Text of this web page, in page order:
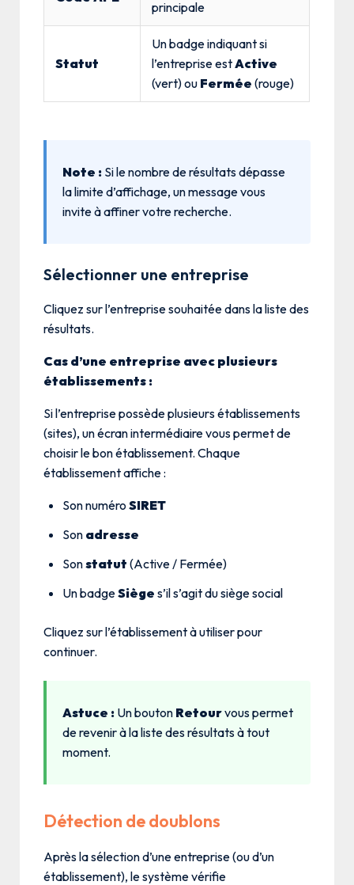
principale
Statut
Un badge indiquant si
l’entreprise estActive
(vert) ou Fermée (rouge)
Note : Si le nombre de résultats dépasse
la limite d’affichage, un message vous
invite à affiner votre recherche.
Sélectionner une entreprise
Cliquez sur l’entreprise souhaitée dans la liste des
résultats.
Cas d’une entreprise avec plusieurs
établissements :
Si l’entreprise possède plusieurs établissements
(sites), un écran intermédiaire vous permet de
choisir le bon établissement. Chaque
établissement affiche :
Son numéro SIRET
Son adresse
Sonstatut (Active / Fermée)
Un badgeSiège s’il s’agit du siège social
Cliquez sur l’établissement à utiliser pour
continuer.
Astuce : Un bouton Retourvous permet
de revenir à la liste des résultats à tout
moment.
Détection de doublons
Après la sélection d’une entreprise (ou d’un
établissement), le système vérifie